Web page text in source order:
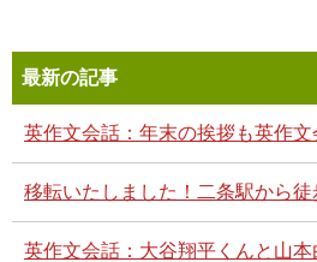
最新の記事
英作文会話：年末の挨拶も英作文
移転いたしました！二条駅から徒
英作文会話：大谷翔平くんと山